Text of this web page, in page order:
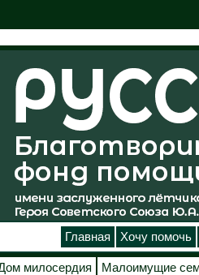
Главная Хочу помочь
милосердия Малоимущие